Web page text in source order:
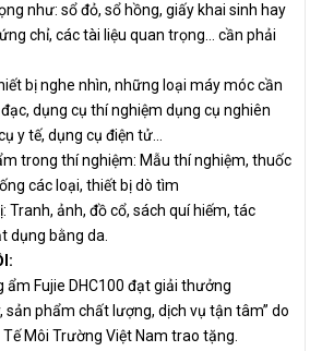
như: sổ đỏ, sổ hồng, giấy khai sinh hay
chỉ, các tài liệu quan trọng... cần phải
bị nghe nhìn, những loại máy móc cần
dụng cụ thí nghiệm dụng cụ nghiên
y tế, dụng cụ điện tử...
trong thí nghiệm: Mẫu thí nghiệm, thuốc
các loại, thiết bị dò tìm
Tranh, ảnh, đồ cổ, sách quí hiếm, tác
dụng bằng da.
ẩm Fujie DHC100 đạt giải thưởng
sản phẩm chất lượng, dịch vụ tận tâm” do
Môi Trường Việt Nam trao tặng.